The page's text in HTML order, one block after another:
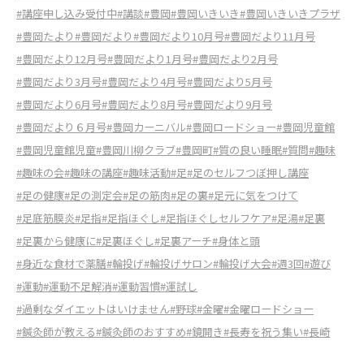
#講座申し込み受付中#講談#豊岡#豊岡いきいき#豊岡いきいきプラザ
#豊岡たより#豊岡だより#豊岡だより10月号#豊岡だより11月号
#豊岡だより12月号#豊岡だより1月号#豊岡だより2月号
#豊岡だより3月号#豊岡だより4月号#豊岡だより5月号
#豊岡だより6月号#豊岡だより8月号#豊岡だより9月号
#豊岡だより６月号#豊岡カーニバル#豊岡ロードショー#豊岡児童館
#豊岡児童館児童#豊岡川柳クラブ#豊岡町#質の良い睡眠#質問#趣味
#趣味の会#趣味の講座#趣味活動#足#足のセルフつぼ押し講座
#足の健康#足の測定会#足の筋肉#足の裏#足元に気をつけて
#足底筋膜炎#足指#足指ほぐし#足指ほぐしセルフケア#足湯#足裏
#足裏から健康に#足裏ほぐし#足裏アーチ#身体と頭
#身近な食材で薬膳#輪投げ#輪投げサロン#輪投げ大会#週3回#遊び
#運動#運動不足解消#運動習慣#運試し
#過剰なダイエットはいけません#野球#金曜#金曜ロードショー
#鍼灸師が教える#鍼灸師のおすすめ#鏡開き#長寿を祝う集い#長崎